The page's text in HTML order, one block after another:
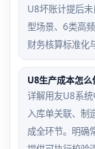
U8坏账计提后
型场景、6类高
财务核算标准化
U8生产成本怎
详解用友U8系
入库单关联、制
成全环节。明确